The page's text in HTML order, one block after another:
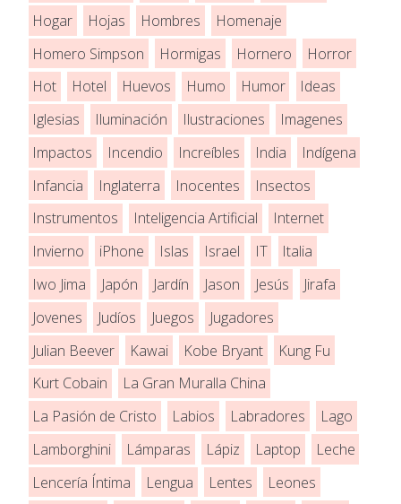
Hogar
Hojas Hombres
Homenaje
Homero Simpson
Hormigas Hornero
Horror
Hot
Hotel Huevos Humo Humor
Ideas
Iglesias
Iluminación Ilustraciones
Imagenes
Impactos
Incendio Increíbles India
Indígena
Infancia
Inglaterra Inocentes
Insectos
Instrumentos
Inteligencia Artificial
Internet
Invierno
iPhone Islas Israel IT
Italia
Iwo Jima
Japón Jardín Jason Jesús
Jirafa
Jovenes
Judíos Juegos
Jugadores
Julian Beever
Kawai Kobe Bryant
Kung Fu
Kurt Cobain
La Gran Muralla China
La Pasión de Cristo
Labios Labradores
Lago
Lamborghini
Lámparas Lápiz Laptop
Leche
Lencería Íntima
Lengua Lentes Leones